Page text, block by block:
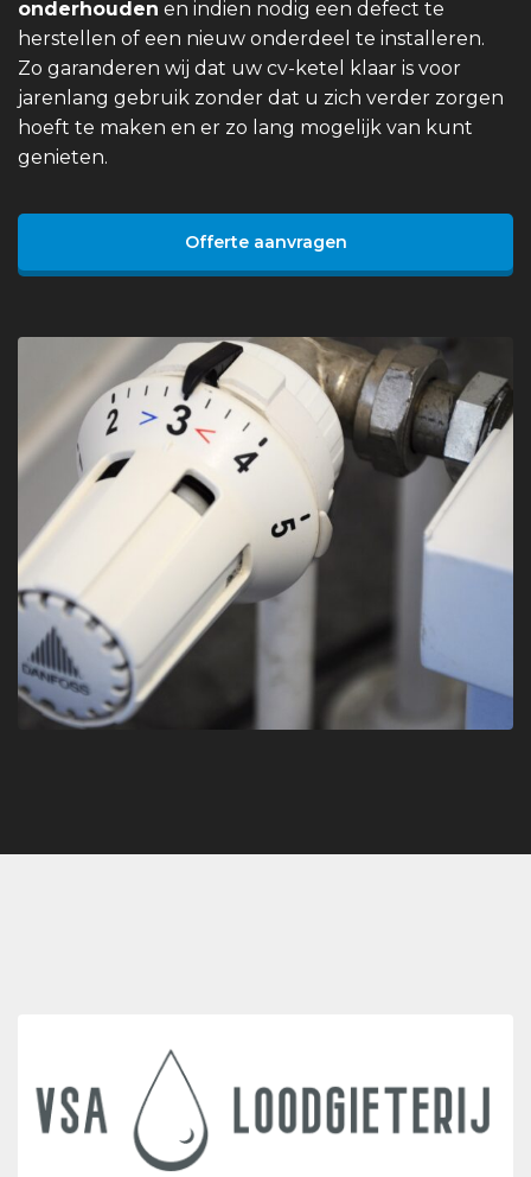
onderhouden en indien nodig een defect te
herstellen of een nieuw onderdeel te installeren.
Zo garanderen wij dat uw cv-ketel klaar is voor
jarenlang gebruik zonder dat u zich verder zorgen
hoeft te maken en er zo lang mogelijk van kunt
genieten.
Offerte aanvragen